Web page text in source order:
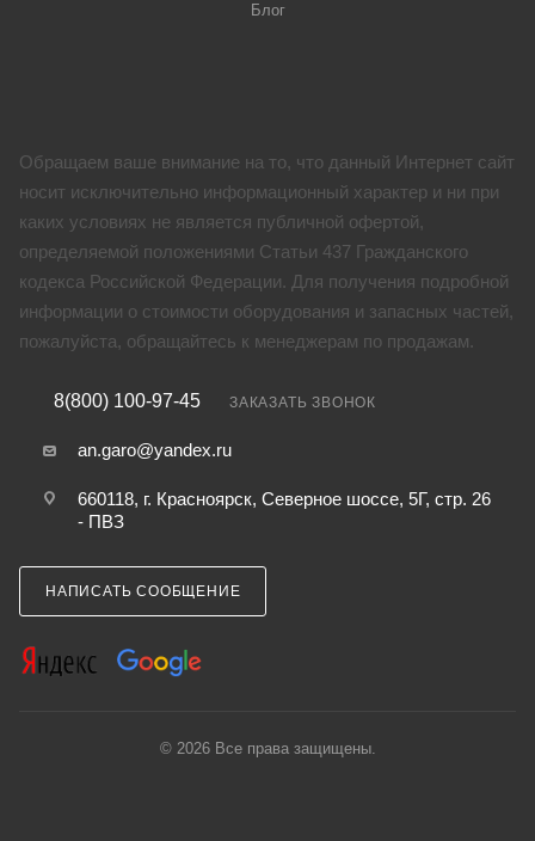
Блог
Обращаем ваше внимание на то, что данный Интернет сайт
носит исключительно информационный характер и ни при
каких условиях не является публичной офертой,
определяемой положениями Статьи 437 Гражданского
кодекса Российской Федерации. Для получения подробной
информации о стоимости оборудования и запасных частей,
пожалуйста, обращайтесь к менеджерам по продажам.
8(800) 100-97-45 ЗАКАЗАТЬ ЗВОНОК
an.garo@yandex.ru
660118, г. Красноярск, Северное шоссе, 5Г, стр. 26
- ПВЗ
НАПИСАТЬ СООБЩЕНИЕ
© 2026 Все права защищены.